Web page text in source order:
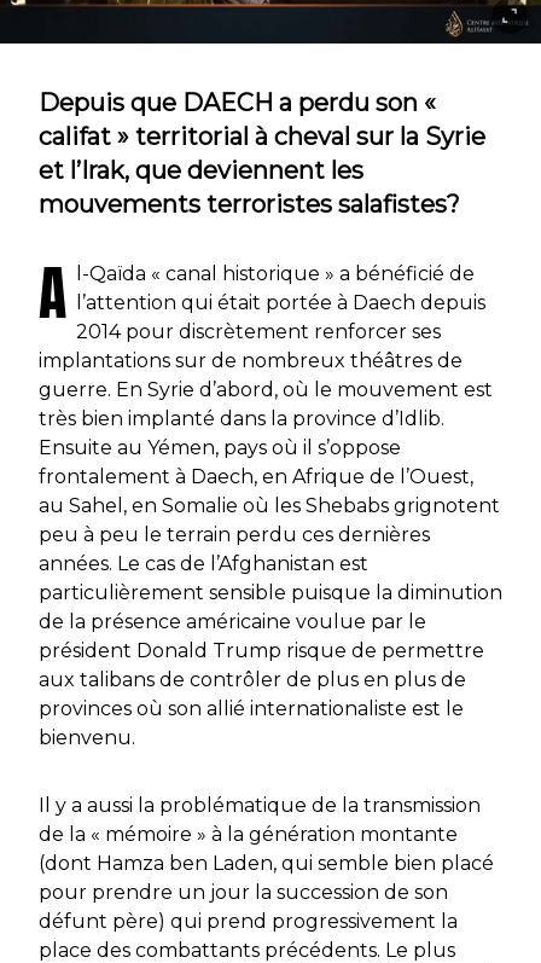
Depuis que DAECH a perdu son «
califat » territorial à cheval sur la Syrie
et l’Irak, que deviennent les
mouvements terroristes salafistes?
A
l-Qaïda « canal historique » a bénéficié de
l’attention qui était portée à Daech depuis
2014 pour discrètement renforcer ses
implantations sur de nombreux théâtres de
guerre. En Syrie d’abord, où le mouvement est
très bien implanté dans la province d’Idlib.
Ensuite au Yémen, pays où il s’oppose
frontalement à Daech, en Afrique de l’Ouest,
au Sahel, en Somalie où les Shebabs grignotent
peu à peu le terrain perdu ces dernières
années. Le cas de l’Afghanistan est
particulièrement sensible puisque la diminution
de la présence américaine voulue par le
président Donald Trump risque de permettre
aux talibans de contrôler de plus en plus de
provinces où son allié internationaliste est le
bienvenu.
Il y a aussi la problématique de la transmission
de la « mémoire » à la génération montante
(dont Hamza ben Laden, qui semble bien placé
pour prendre un jour la succession de son
défunt père) qui prend progressivement la
place des combattants précédents. Le plus